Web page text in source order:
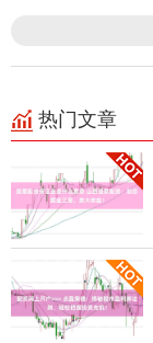
热门文章